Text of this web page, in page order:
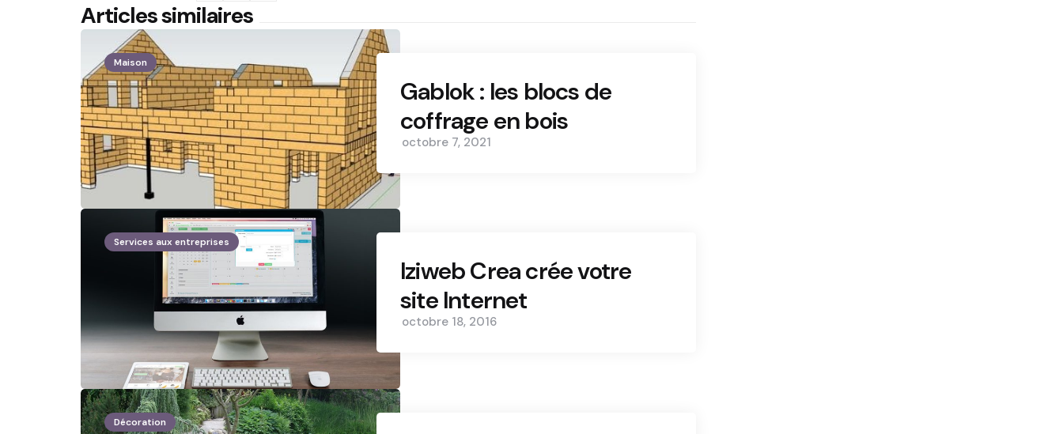
Articles similaires
Maison
Gablok : les blocs de
coffrage en bois
octobre 7, 2021
Services aux entreprises
Iziweb Crea crée votre
site Internet
octobre 18, 2016
Décoration